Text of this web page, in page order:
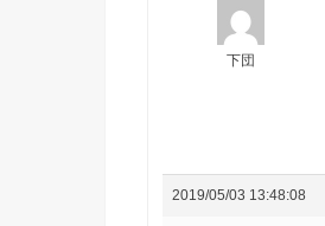
下団
2019/05/03 13:48:08